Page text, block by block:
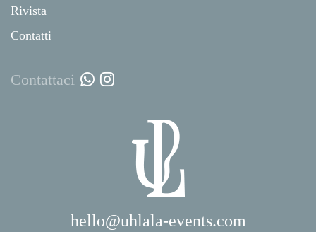
Rivista
Contatti
Contattaci
hello@uhlala-events.com